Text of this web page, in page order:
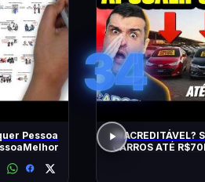
Pessoa
34
INACREDITÁVEL?
CARROS ATÉ